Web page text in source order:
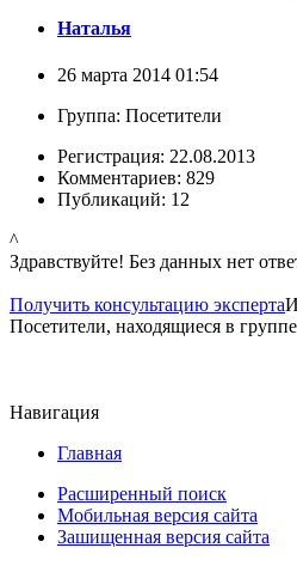
Наталья
26 марта 2014 01:54
Группа: Посетители
Регистрация: 22.08.2013
Комментариев: 829
Публикаций: 12
^
Здравствуйте! Без данных нет
Получить консультацию эксперта
Посетители, находящиеся в группе
Навигация
Главная
Расширенный поиск
Мобильная версия сайта
Зашищенная версия сайта